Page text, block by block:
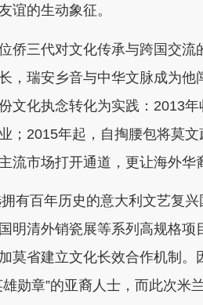
谊的生动象征。
三代对文化传承与跨国交流
，瑞安乡音与中华文脉成为
文化执念转化为实践：2013
；2015年起，自掏腰包将莫
流市场打开通道，更让海外华
百年历史的意大利文艺复兴
明清外销瓷展等系列高规格
莫省建立文化长效合作机制
勋章”的亚裔人士，而此次米